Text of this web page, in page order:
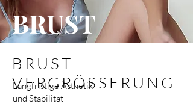
BRUST
BRUST
VERGRÖSSERUNG
Langfristige Ästhetik
und Stabilität